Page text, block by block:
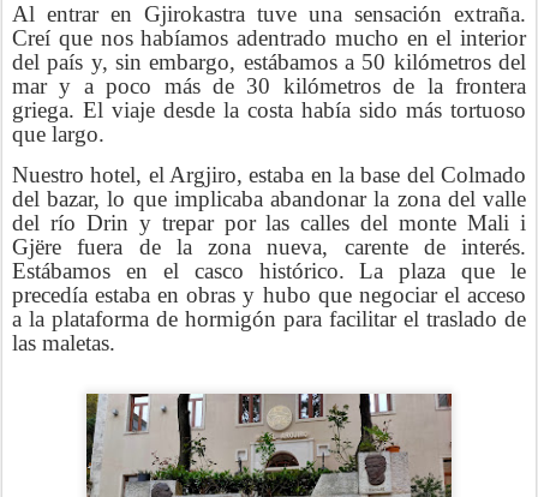
Al entrar en Gjirokastra tuve una sensación extraña.
Creí que nos habíamos adentrado mucho en el interior
del país y, sin embargo, estábamos a 50 kilómetros del
mar y a poco más de 30 kilómetros de la frontera
griega. El viaje desde la costa había sido más tortuoso
que largo.
Nuestro hotel, el Argjiro, estaba en la base del Colmado
del bazar, lo que implicaba abandonar la zona del valle
del río Drin y trepar por las calles del monte Mali i
Gjëre fuera de la zona nueva, carente de interés.
Estábamos en el casco histórico. La plaza que le
precedía estaba en obras y hubo que negociar el acceso
a la plataforma de hormigón para facilitar el traslado de
las maletas.